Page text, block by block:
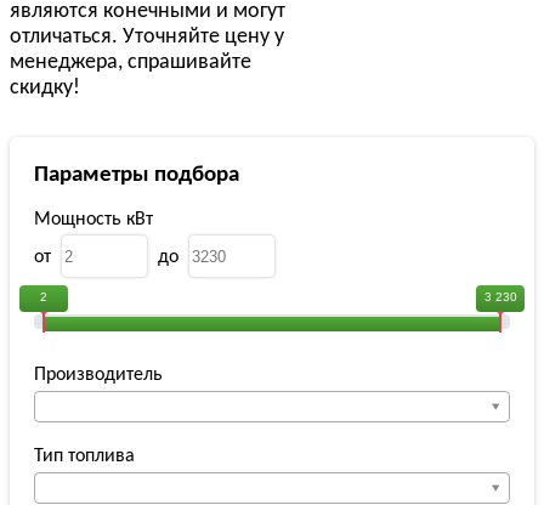
являются конечными и могут
отличаться. Уточняйте цену у
менеджера, спрашивайте
скидку!
Параметры подбора
Мощность кВт
от
до
2 3 230
Производитель
Тип топлива